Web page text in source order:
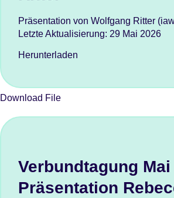
Präsentation von Wolfgang Ritter
Letzte Aktualisierung: 29 Mai 2026
Herunterladen
Download File
Verbundtagung Mai
Präsentation